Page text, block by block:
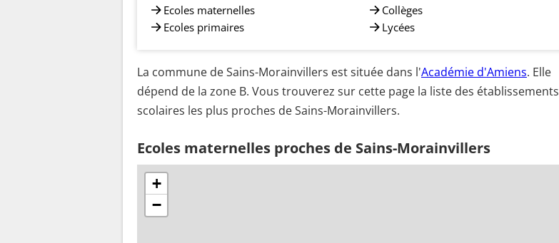
Ecoles maternelles
Ecoles primaires
Collèges
Lycées
La commune de Sains-Morainvillers est située dans l'Académie d'Amiens. Elle
dépend de la zone B. Vous trouverez sur cette page la liste des établissements
scolaires les plus proches de Sains-Morainvillers.
Ecoles maternelles proches de Sains-Morainvillers
+
−